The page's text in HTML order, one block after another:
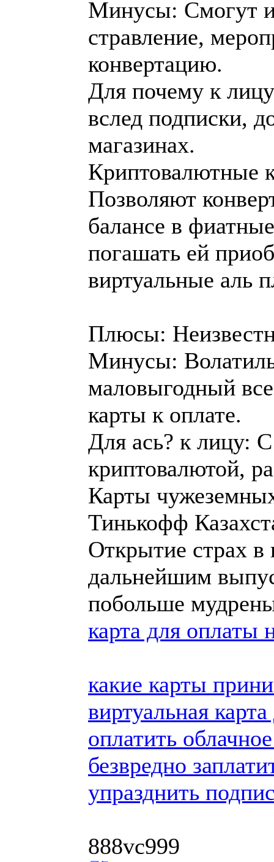
Минусы: Смогут
стравление,
конвертацию.
Для почему к
вслед подписки,
магазинах.
Криптовалютные
Позволяют
балансе в
погашать ей
виртуальные аль
Плюсы:
Минусы:
маловыгодный
карты к оплате.
Для ась? к лицу:
криптовалютой,
Карты
Тинькофф
Открытие страх в
дальнейшим
побольше
карта для оплаты
какие карты
виртуальная
оплатить
безвредно
упразднить
888vc999